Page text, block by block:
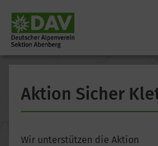
Aktion Sicher
Wir unterstützen die Aktion